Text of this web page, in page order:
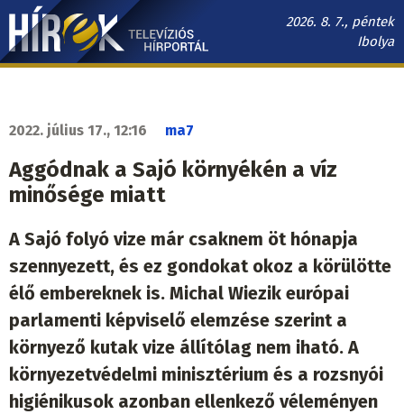
Ugrás
tartalomra
2026. 8. 7., péntek
Ibolya
Hírek.sk
navigáció
2022. július 17., 12:16 ma7
Aggódnak a Sajó környékén a víz
minősége miatt
A Sajó folyó vize már csaknem öt hónapja
szennyezett, és ez gondokat okoz a körülötte
élő embereknek is. Michal Wiezik európai
parlamenti képviselő elemzése szerint a
környező kutak vize állítólag nem iható. A
környezetvédelmi minisztérium és a rozsnyói
higiénikusok azonban ellenkező véleményen